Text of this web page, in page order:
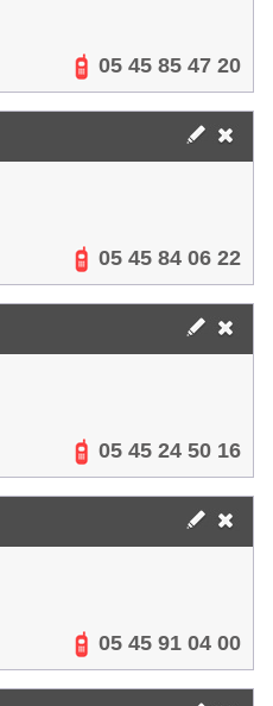
05 45 85 47 20
05 45 84 06 22
05 45 24 50 16
05 45 91 04 00